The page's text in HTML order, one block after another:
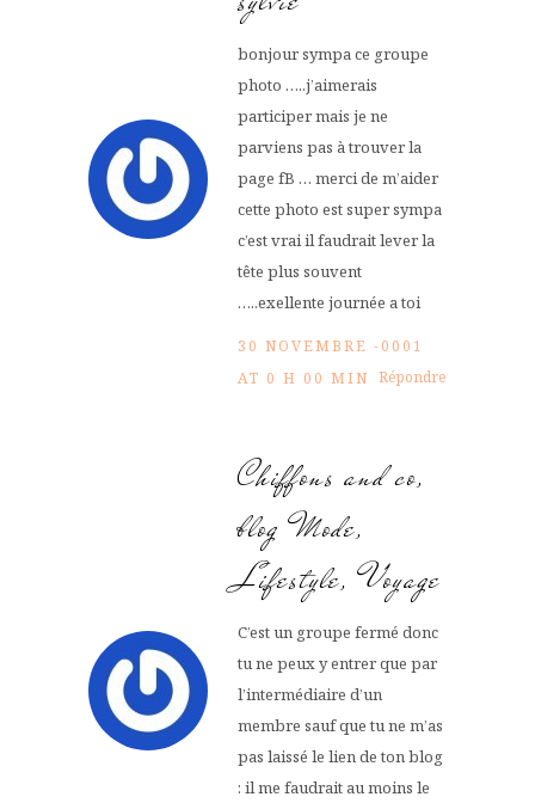
bonjour sympa ce groupe
photo …..j’aimerais
participer mais je ne
parviens pas à trouver la
page fB … merci de m’aider
cette photo est super sympa
c’est vrai il faudrait lever la
tête plus souvent
…..exellente journée a toi
30 NOVEMBRE -0001
AT 0 H 00 MIN Répondre
Chiffons and co,
blog Mode,
Lifestyle, Voyage
C’est un groupe fermé donc
tu ne peux y entrer que par
l’intermédiaire d’un
membre sauf que tu ne m’as
pas laissé le lien de ton blog
: il me faudrait au moins le